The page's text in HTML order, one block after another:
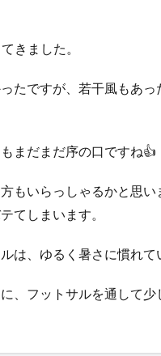
きました。
たですが、若干風もあ
まだまだ序の口ですね👍
もいらっしゃるかと思
てしまいます。
は、ゆるく暑さに慣れ
、フットサルを通して